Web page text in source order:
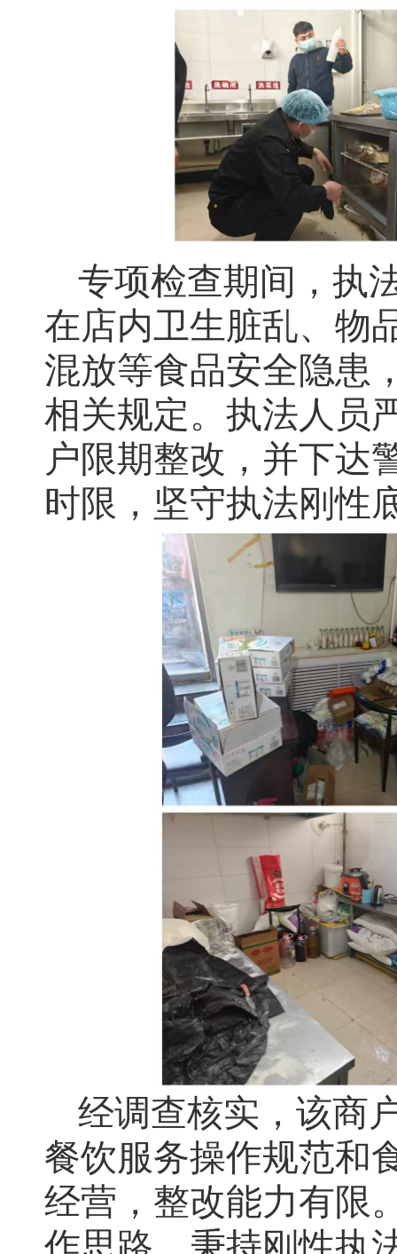
专项检查期间，执
在店内卫生脏乱、物
混放等食品安全隐患
相关规定。执法人员
户限期整改，并下达
时限，坚守执法刚性
经调查核实，该商
餐饮服务操作规范和
经营，整改能力有限